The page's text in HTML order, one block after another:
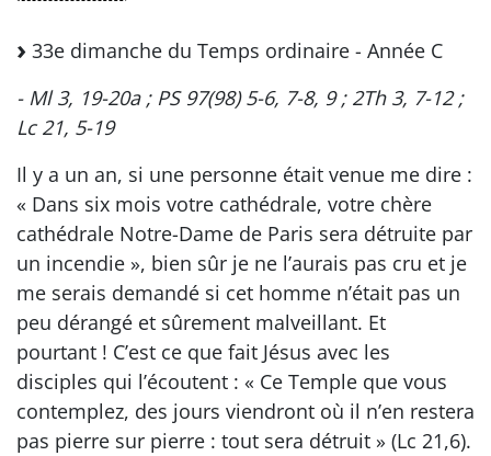
33e dimanche du Temps ordinaire - Année C
- Ml 3, 19-20a ; PS 97(98) 5-6, 7-8, 9 ; 2Th 3, 7-12 ;
Lc 21, 5-19
Il y a un an, si une personne était venue me dire :
« Dans six mois votre cathédrale, votre chère
cathédrale Notre-Dame de Paris sera détruite par
un incendie », bien sûr je ne l’aurais pas cru et je
me serais demandé si cet homme n’était pas un
peu dérangé et sûrement malveillant. Et
pourtant ! C’est ce que fait Jésus avec les
disciples qui l’écoutent : « Ce Temple que vous
contemplez, des jours viendront où il n’en restera
pas pierre sur pierre : tout sera détruit » (Lc 21,6).